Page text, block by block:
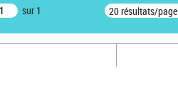
sur 1 20 résultats/page